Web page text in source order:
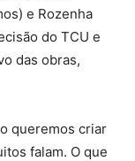
e Rozenha
do TCU e
das obras,
queremos criar
falam. O que